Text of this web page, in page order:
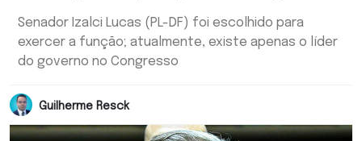
Senador Izalci Lucas (PL-DF) foi escolhido para
exercer a função; atualmente, existe apenas o líder
do governo no Congresso
Guilherme Resck